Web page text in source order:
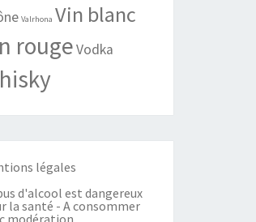
Valrhona Vin blanc
rougeVodka
légales
d'alcool est dangereux
la santé - A consommer
modération